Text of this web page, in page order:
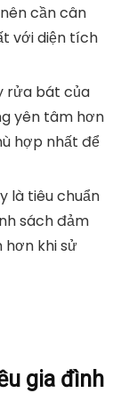
cần cân
với diện tích
rửa bát của
yên tâm hơn
hợp nhất để
là tiêu chuẩn
sách đảm
hơn khi sử
gia đình